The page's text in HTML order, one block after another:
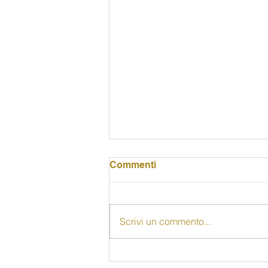
Commenti
Scrivi un commento...